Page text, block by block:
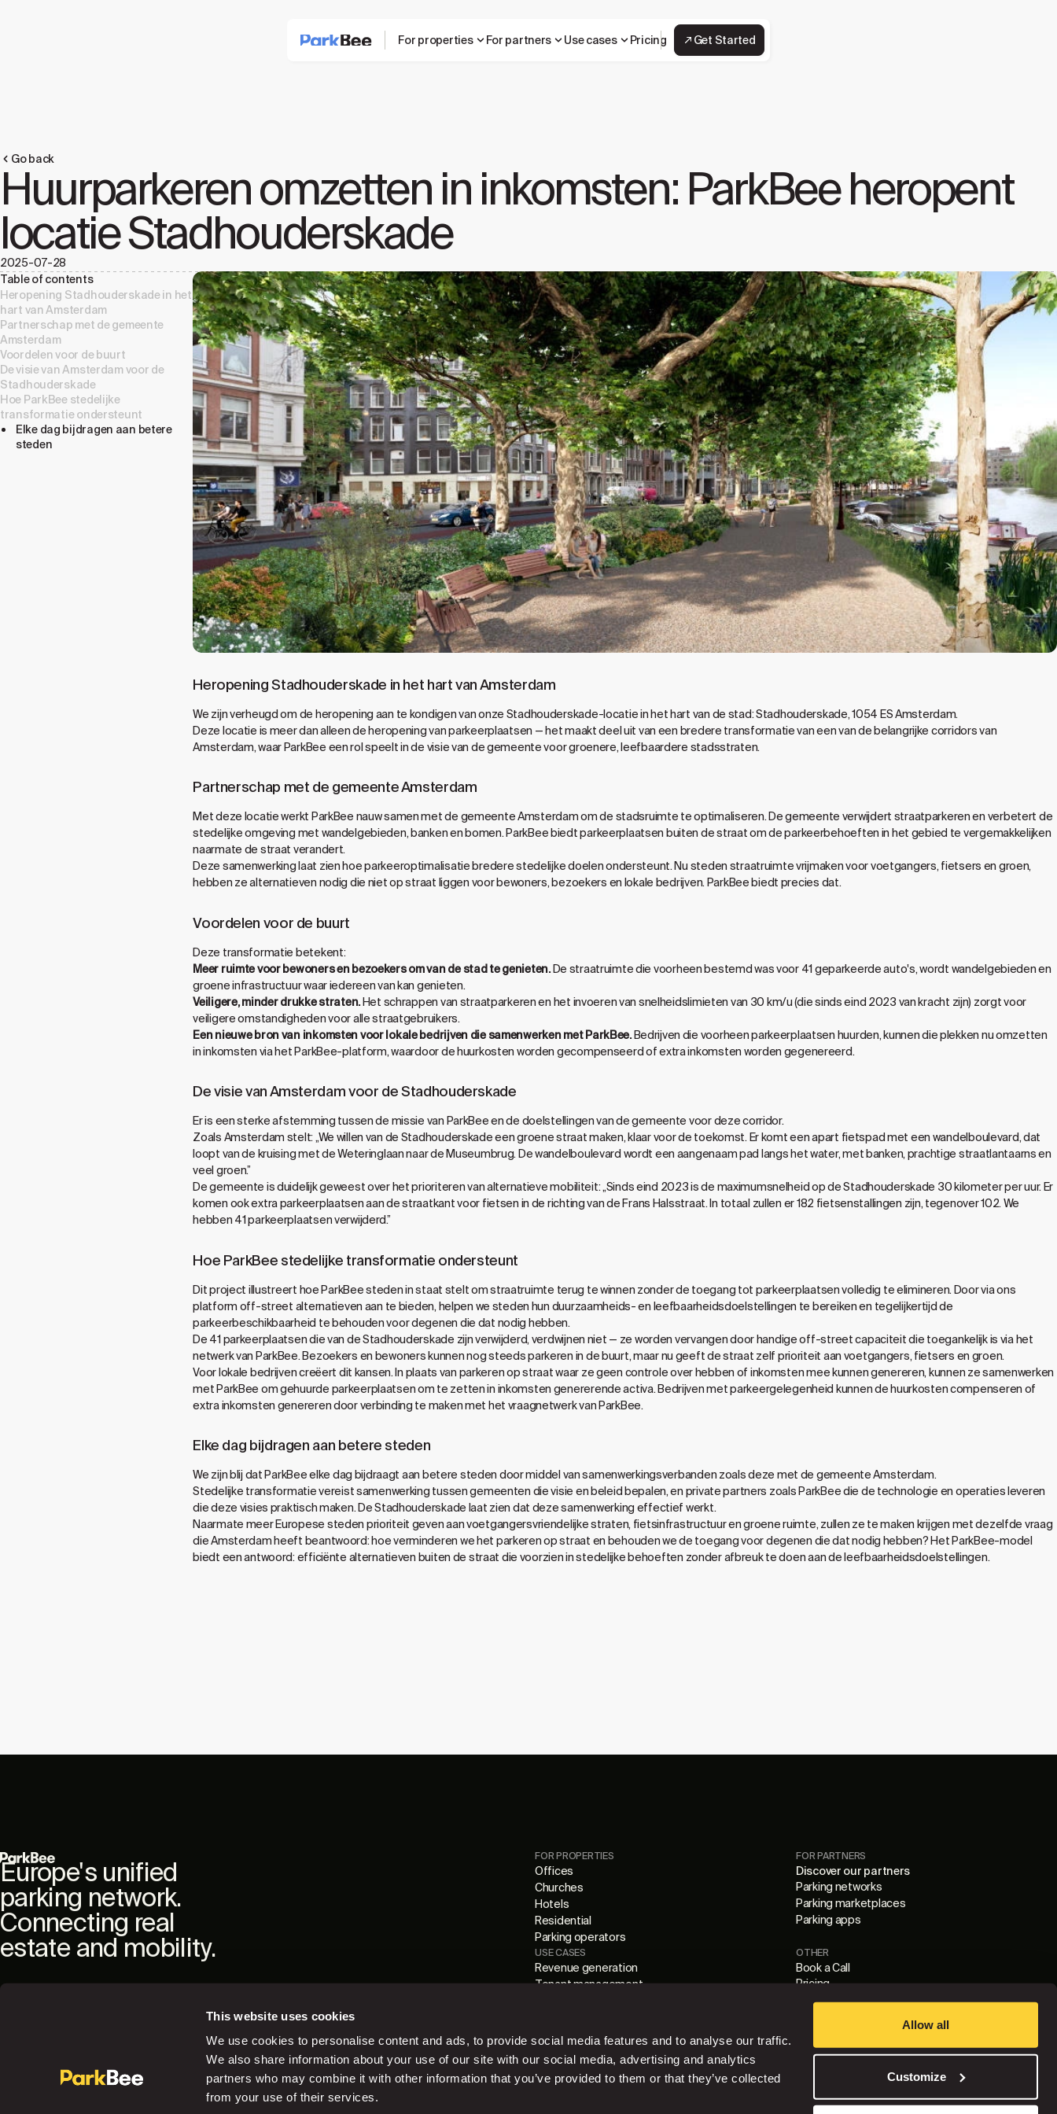
This website uses cookies
We use cookies to personalise content and ads, to provide social media features and to analyse our traffic.
We also share information about your use of our site with our social media, advertising and analytics
partners who may combine it with other information that you’ve provided to them or that they’ve collected
from your use of their services.
Allow all
Customize
For properties For partners Use cases Pricing Get Started
Go back
Huurparkeren omzetten in inkomsten: ParkBee heropent
locatie Stadhouderskade
2025-07-28
Table of contents
Heropening Stadhouderskade in het
hart van Amsterdam
Partnerschap met de gemeente
Amsterdam
Voordelen voor de buurt
De visie van Amsterdam voor de
Stadhouderskade
Hoe ParkBee stedelijke
transformatie ondersteunt
Elke dag bijdragen aan betere
steden
Heropening Stadhouderskade in het hart van Amsterdam
We zijn verheugd om de heropening aan te kondigen van onze Stadhouderskade-locatie in het hart van de stad: Stadhouderskade, 1054 ES Amsterdam.
Deze locatie is meer dan alleen de heropening van parkeerplaatsen — het maakt deel uit van een bredere transformatie van een van de belangrijke corridors van
Amsterdam, waar ParkBee een rol speelt in de visie van de gemeente voor groenere, leefbaardere stadsstraten.
Partnerschap met de gemeente Amsterdam
Met deze locatie werkt ParkBee nauw samen met de gemeente Amsterdam om de stadsruimte te optimaliseren. De gemeente verwijdert straatparkeren en verbetert de
stedelijke omgeving met wandelgebieden, banken en bomen. ParkBee biedt parkeerplaatsen buiten de straat om de parkeerbehoeften in het gebied te vergemakkelijken
naarmate de straat verandert.
Deze samenwerking laat zien hoe parkeeroptimalisatie bredere stedelijke doelen ondersteunt. Nu steden straatruimte vrijmaken voor voetgangers, fietsers en groen,
hebben ze alternatieven nodig die niet op straat liggen voor bewoners, bezoekers en lokale bedrijven. ParkBee biedt precies dat.
Voordelen voor de buurt
Deze transformatie betekent:
Meer ruimte voor bewoners en bezoekers om van de stad te genieten.De straatruimte die voorheen bestemd was voor 41 geparkeerde auto's, wordt wandelgebieden en
groene infrastructuur waar iedereen van kan genieten.
Veiligere, minder drukke straten.Het schrappen van straatparkeren en het invoeren van snelheidslimieten van 30 km/u (die sinds eind 2023 van kracht zijn) zorgt voor
veiligere omstandigheden voor alle straatgebruikers.
Een nieuwe bron van inkomsten voor lokale bedrijven die samenwerken met ParkBee.Bedrijven die voorheen parkeerplaatsen huurden, kunnen die plekken nu omzetten
in inkomsten via het ParkBee-platform, waardoor de huurkosten worden gecompenseerd of extra inkomsten worden gegenereerd.
De visie van Amsterdam voor de Stadhouderskade
Er is een sterke afstemming tussen de missie van ParkBee en de doelstellingen van de gemeente voor deze corridor.
Zoals Amsterdam stelt: „We willen van de Stadhouderskade een groene straat maken, klaar voor de toekomst. Er komt een apart fietspad met een wandelboulevard, dat
loopt van de kruising met de Weteringlaan naar de Museumbrug. De wandelboulevard wordt een aangenaam pad langs het water, met banken, prachtige straatlantaarns en
veel groen.”
De gemeente is duidelijk geweest over het prioriteren van alternatieve mobiliteit: „Sinds eind 2023 is de maximumsnelheid op de Stadhouderskade 30 kilometer per uur. Er
komen ook extra parkeerplaatsen aan de straatkant voor fietsen in de richting van de Frans Halsstraat. In totaal zullen er 182 fietsenstallingen zijn, tegenover 102. We
hebben 41 parkeerplaatsen verwijderd.”
Hoe ParkBee stedelijke transformatie ondersteunt
Dit project illustreert hoe ParkBee steden in staat stelt om straatruimte terug te winnen zonder de toegang tot parkeerplaatsen volledig te elimineren. Door via ons
platform off-street alternatieven aan te bieden, helpen we steden hun duurzaamheids- en leefbaarheidsdoelstellingen te bereiken en tegelijkertijd de
parkeerbeschikbaarheid te behouden voor degenen die dat nodig hebben.
De 41 parkeerplaatsen die van de Stadhouderskade zijn verwijderd, verdwijnen niet — ze worden vervangen door handige off-street capaciteit die toegankelijk is via het
netwerk van ParkBee. Bezoekers en bewoners kunnen nog steeds parkeren in de buurt, maar nu geeft de straat zelf prioriteit aan voetgangers, fietsers en groen.
Voor lokale bedrijven creëert dit kansen. In plaats van parkeren op straat waar ze geen controle over hebben of inkomsten mee kunnen genereren, kunnen ze samenwerken
met ParkBee om gehuurde parkeerplaatsen om te zetten in inkomsten genererende activa. Bedrijven met parkeergelegenheid kunnen de huurkosten compenseren of
extra inkomsten genereren door verbinding te maken met het vraagnetwerk van ParkBee.
Elke dag bijdragen aan betere steden
We zijn blij dat ParkBee elke dag bijdraagt aan betere steden door middel van samenwerkingsverbanden zoals deze met de gemeente Amsterdam.
Stedelijke transformatie vereist samenwerking tussen gemeenten die visie en beleid bepalen, en private partners zoals ParkBee die de technologie en operaties leveren
die deze visies praktisch maken. De Stadhouderskade laat zien dat deze samenwerking effectief werkt.
Naarmate meer Europese steden prioriteit geven aan voetgangersvriendelijke straten, fietsinfrastructuur en groene ruimte, zullen ze te maken krijgen met dezelfde vraag
die Amsterdam heeft beantwoord: hoe verminderen we het parkeren op straat en behouden we de toegang voor degenen die dat nodig hebben? Het ParkBee-model
biedt een antwoord: efficiënte alternatieven buiten de straat die voorzien in stedelijke behoeften zonder afbreuk te doen aan de leefbaarheidsdoelstellingen.
Europe's unified
parking network.
Connecting real
estate and mobility.
FOR PROPERTIES
Offices
Churches
Hotels
Residential
Parking operators
FOR PARTNERS
Discover our partners
Parking networks
Parking marketplaces
Parking apps
USE CASES
Revenue generation
Tenant management
OTHER
Book a Call
Pricing
Blog
Data Processing Agreement
Privacy Policy